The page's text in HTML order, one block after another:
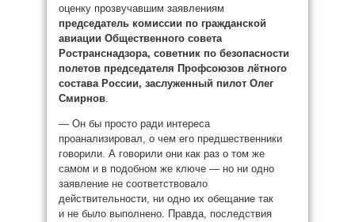
оценку прозвучавшим заявлениям
председатель комиссии по гражданской
авиации Общественного совета
Ространснадзора, советник по безопасности
полетов председателя Профсоюзов лётного
состава России, заслуженный пилот Олег
Смирнов.
— Он бы просто ради интереса
проанализировал, о чем его предшественники
говорили. А говорили они как раз о том же
самом и в подобном же ключе — но ни одно
заявление не соответствовало
действительности, ни одно их обещание так
и не было выполнено. Правда, последствия